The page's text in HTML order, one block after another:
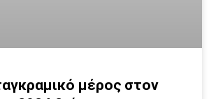
μέρος στον